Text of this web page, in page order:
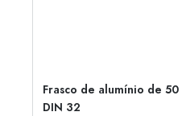
Frasco de alumínio de
DIN 32